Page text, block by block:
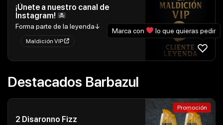
¡Únete a nuestro canal de
Instagram!
Forma parte de la leyenda↓
Maldición VIP
Destacados Barbazul
2 Disaronno Fizz
Promoción
Marca con lo que quieras pedir